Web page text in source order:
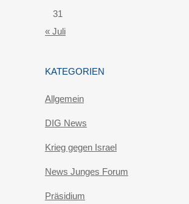
31
« Juli
KATEGORIEN
Allgemein
DIG News
Krieg gegen Israel
News Junges Forum
Präsidium